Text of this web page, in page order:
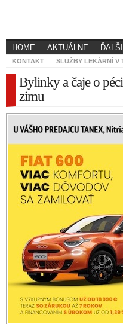
HOME AKTUÁLNE
KONTAKT SLUŽBY LEKÁRNÍ V
Bylinky a čaje o
zimu